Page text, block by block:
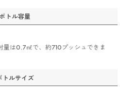
ボトル容量
量は0.7㎖で、約710プッシュできま
トルサイズ